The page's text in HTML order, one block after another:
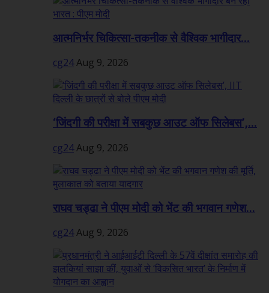
आत्मनिर्भर चिकित्सा-तकनीक से वैश्विक भागीदार...
cg24Aug 9, 2026
‘जिंदगी की परीक्षा में सबकुछ आउट ऑफ सिलेबस’,...
cg24Aug 9, 2026
राघव चड्ढा ने पीएम मोदी को भेंट की भगवान गणेश...
cg24Aug 9, 2026